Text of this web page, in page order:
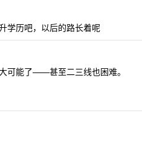
学历吧，以后的路长着呢
可能了——甚至二三线也困难。